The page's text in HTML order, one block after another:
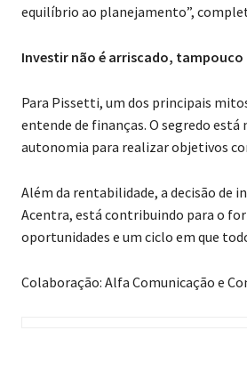
equilíbrio ao planejamento”,
Investir não é arriscado, tampouco
Para Pissetti, um dos principais
entende de finanças. O segredo
autonomia para realizar objetivos
Além da rentabilidade, a decisão de
Acentra, está contribuindo para o
oportunidades e um ciclo em que
Colaboração: Alfa Comunicação e